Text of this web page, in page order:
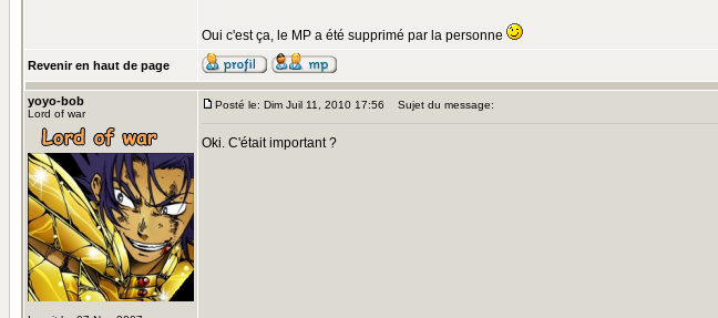
Oui c'est ça, le MP a été supprimé par la personne
Revenir en haut de page
yoyo-bob
Lord of war
Posté le: Dim Juil 11, 2010 17:56 Sujet du message:
Oki. C'était important ?